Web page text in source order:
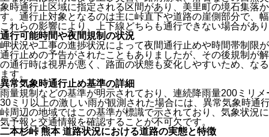
象時通行止区域に指定される区間があり、美里町の境石集落
す。通行止対象となるのは主に峠直下や道路の崖側部分で、
これらの影響により、上下線どちらも通行できない場合があ
通行可能時間や夜間規制の状況
岬状況や工事の進捗状況によって夜間通行止めや時間帯制限
通行止めの予告がされたこともありましたが、その後規制が
の通行時は視界が悪く、路面の状態も変化しやすいため、な
ます。
異常気象時通行止め基準の詳細
雨量規制などの基準が明示されており、連続降雨量200ミリ
30ミリ以上の激しい雨が観測された場合には、異常気象時通
峠周辺の地域ではこの基準が標識で示されており、気象状況
気予報と交通情報を確認することが不可欠です。
二本杉峠 熊本 道路状況における道路の実態と特徴